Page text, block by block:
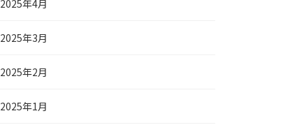
2025年4月
2025年3月
2025年2月
2025年1月